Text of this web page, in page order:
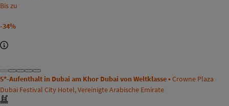
Bis zu
-34%
5*-Aufenthalt in Dubai am Khor Dubai von Weltklasse • Crowne Plaza
Dubai Festival City Hotel, Vereinigte Arabische Emirate